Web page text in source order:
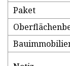
Paket